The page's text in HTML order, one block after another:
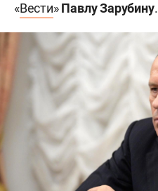
«Вести»Павлу Зарубину.